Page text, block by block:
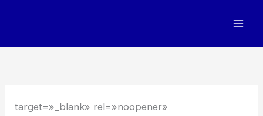
target=»_blank» rel=»noopener»